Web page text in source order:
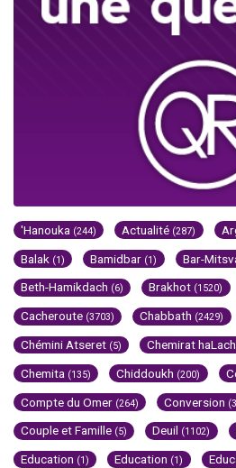
'Hanouka (244) Actualité (287)
Balak (1) Bamidbar (1) Bar-
Beth-Hamikdach (6) Brakhot (1520)
Cacheroute (3703) Chabbath (2429)
Chémini Atseret (5) Chemirat
Chemita (135) Chiddoukh (200)
Compte du Omer (264) Conversion
Couple et Famille (5) Deuil (1102)
Education (1) Education (1)